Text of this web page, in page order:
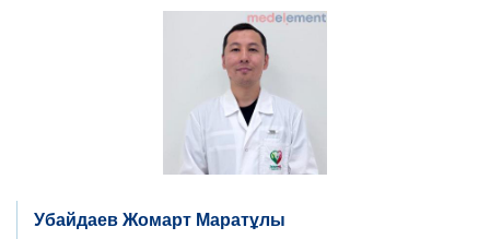
Убайдаев Жомарт Маратұлы